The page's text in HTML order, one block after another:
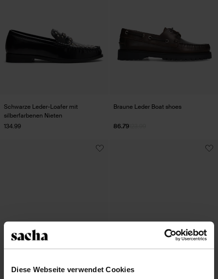
Diese Webseite verwendet Cookies
Schwarze Leder-Loafer mit
silberfarbenen Nieten
134.99
Braune Leder Boat shoes
86.79